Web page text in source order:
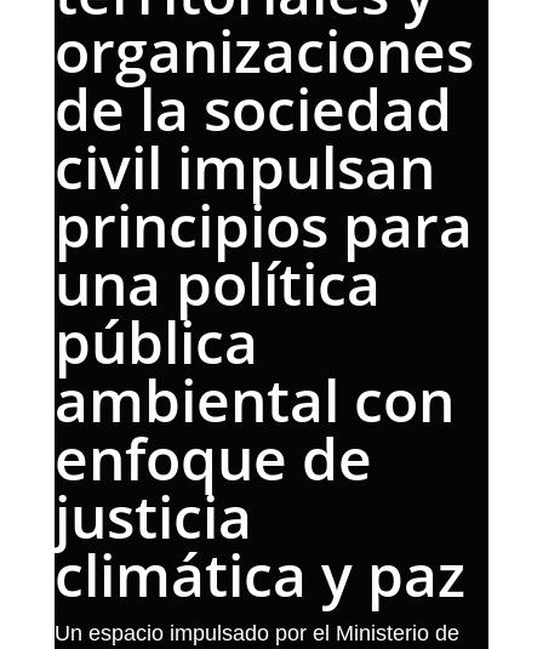
organizaciones
de la sociedad
civil impulsan
principios para
una política
pública
ambiental con
enfoque de
justicia
climática y paz
Un espacio impulsado por el Ministerio de